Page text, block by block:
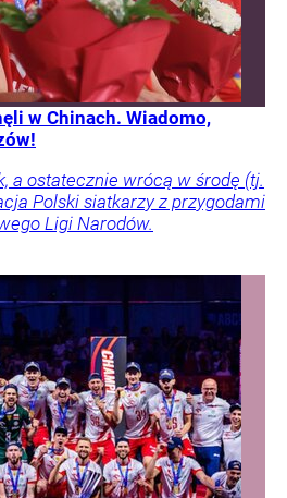
w Chinach. Wiadomo,
a ostatecznie wrócą w środę (tj.
Polski siatkarzy z przygodami
Ligi Narodów.